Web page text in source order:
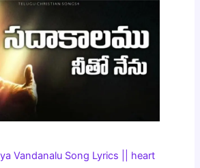
Vandanalu Song Lyrics || heart